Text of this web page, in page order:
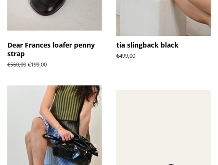
Dear Frances loafer penny
strap
Normale
€560,00 Aanbiedingsprijs
€199,00
tia slingback black
Normale
€499,00